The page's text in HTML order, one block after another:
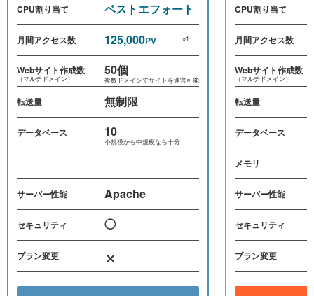
CPU割り当て ベストエフォート
月間アクセス数 125,000PV ※1
Webサイト作成数
（マルチドメイン）
50個
複数ドメインでサイトを運営可能
転送量 無制限
データベース 10
小規模から中規模なら十分
サーバー性能 Apache
セキュリティ ◯
プラン変更 ×
CPU割り当て
月間アクセス数
Webサイト作成数
（マルチドメイン）
転送量
データベース
メモリ
サーバー性能
セキュリティ
プラン変更